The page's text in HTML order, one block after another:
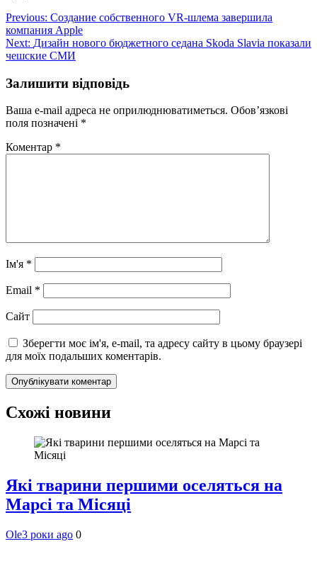
Навігація
записів
Previous: Создание собственного VR-шлема завершила
компания Apple
Next: Дизайн нового бюджетного седана Skoda Slavia показали
чешские СМИ
Залишити відповідь
Ваша e-mail адреса не оприлюднюватиметься. Обов’язкові
поля позначені *
Коментар *
Ім'я *
Email *
Сайт
Зберегти моє ім'я, e-mail, та адресу сайту в цьому браузері
для моїх подальших коментарів.
Схожі новини
Які тварини першими оселяться на
Марсі та Місяці
Ole3 роки ago 0